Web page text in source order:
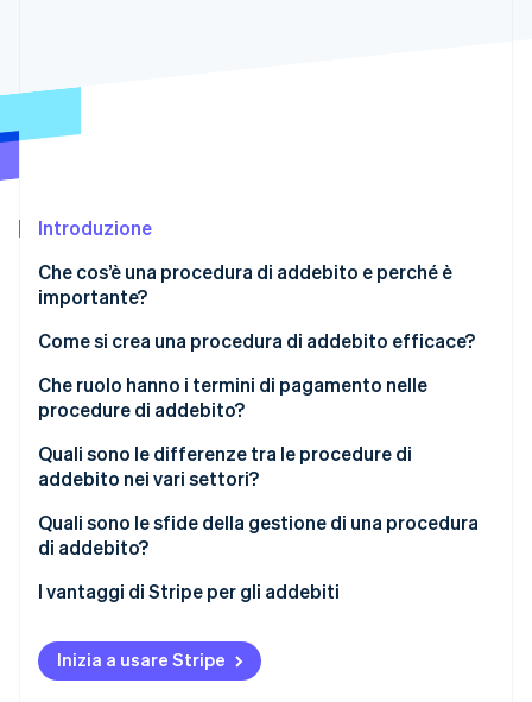
Costituzione di start-up
Identity
Stripe Sessions 2026
Scopri come Stripe sta costruendo l'infrastruttura
Introduzione
Che cos’è una procedura di addebito e perché è
importante?
Come si crea una procedura di addebito efficace?
Identifica chi, quando e come
Formalizza il design della tua fattura
Automatizza ove possibile
Comunica in modo chiaro
Monitora, perfeziona e correggi
Che ruolo hanno i termini di pagamento nelle
procedure di addebito?
Quali sono le differenze tra le procedure di
addebito nei vari settori?
Quali sono le sfide della gestione di una procedura
di addebito?
I vantaggi di Stripe per gli addebiti
Inizia a usare Stripe